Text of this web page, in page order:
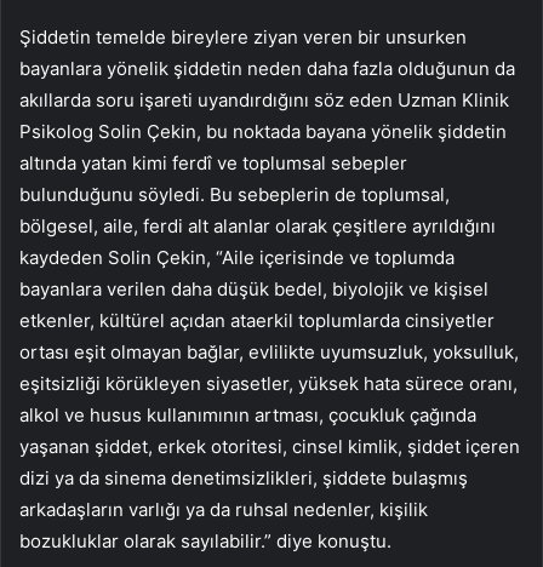
Şiddetin temelde bireylere ziyan veren bir unsurken
bayanlara yönelik şiddetin neden daha fazla olduğunun da
akıllarda soru işareti uyandırdığını söz eden Uzman Klinik
Psikolog Solin Çekin, bu noktada bayana yönelik şiddetin
altında yatan kimi ferdî ve toplumsal sebepler
bulunduğunu söyledi. Bu sebeplerin de toplumsal,
bölgesel, aile, ferdi alt alanlar olarak çeşitlere ayrıldığını
kaydeden Solin Çekin, “Aile içerisinde ve toplumda
bayanlara verilen daha düşük bedel, biyolojik ve kişisel
etkenler, kültürel açıdan ataerkil toplumlarda cinsiyetler
ortası eşit olmayan bağlar, evlilikte uyumsuzluk, yoksulluk,
eşitsizliği körükleyen siyasetler, yüksek hata sürece oranı,
alkol ve husus kullanımının artması, çocukluk çağında
yaşanan şiddet, erkek otoritesi, cinsel kimlik, şiddet içeren
dizi ya da sinema denetimsizlikleri, şiddete bulaşmış
arkadaşların varlığı ya da ruhsal nedenler, kişilik
bozukluklar olarak sayılabilir.” diye konuştu.